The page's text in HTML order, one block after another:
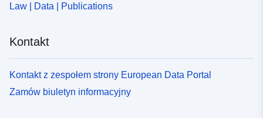
Law | Data | Publications
Kontakt
Kontakt z zespołem strony European Data Portal
Zamów biuletyn informacyjny